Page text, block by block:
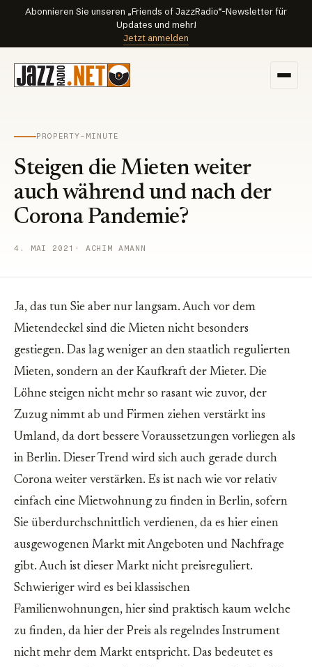
Abonnieren Sie unseren „Friends of JazzRadio“-Newsletter für
Updates und mehr!
Jetzt anmelden
PROPERTY-MINUTE
Steigen die Mieten weiter
auch während und nach der
Corona Pandemie?
4. MAI 2021 · ACHIM AMANN
Ja, das tun Sie aber nur langsam. Auch vor dem
Mietendeckel sind die Mieten nicht besonders
gestiegen. Das lag weniger an den staatlich regulierten
Mieten, sondern an der Kaufkraft der Mieter. Die
Löhne steigen nicht mehr so rasant wie zuvor, der
Zuzug nimmt ab und Firmen ziehen verstärkt ins
Umland, da dort bessere Voraussetzungen vorliegen als
in Berlin. Dieser Trend wird sich auch gerade durch
Corona weiter verstärken. Es ist nach wie vor relativ
einfach eine Mietwohnung zu finden in Berlin, sofern
Sie überdurchschnittlich verdienen, da es hier einen
ausgewogenen Markt mit Angeboten und Nachfrage
gibt. Auch ist dieser Markt nicht preisreguliert.
Schwieriger wird es bei klassischen
Familienwohnungen, hier sind praktisch kaum welche
zu finden, da hier der Preis als regelndes Instrument
nicht mehr dem Markt entspricht. Das bedeutet es